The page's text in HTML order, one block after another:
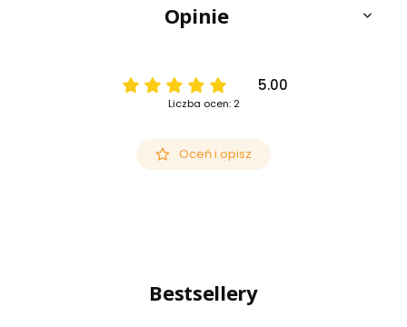
Opinie
5.00
Liczba ocen: 2
Oceń i opisz
Bestsellery